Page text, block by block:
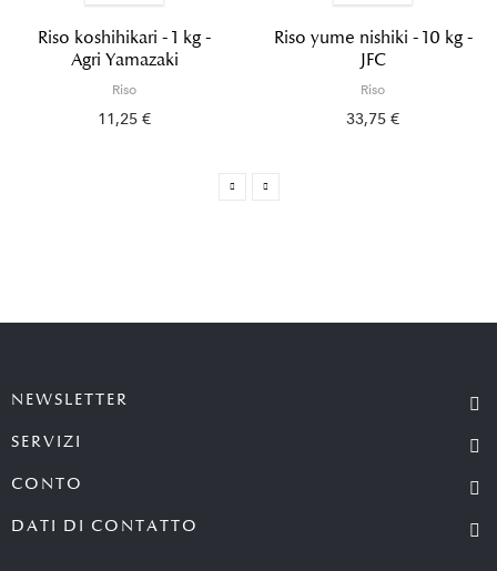
Riso koshihikari - 1 kg -
Agri Yamazaki
Riso
11,25 €
Riso yume nishiki - 10 kg -
JFC
Riso
33,75 €
NEWSLETTER
SERVIZI
CONTO
DATI DI CONTATTO